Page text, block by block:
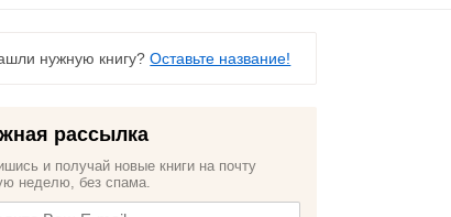
нужную книгу?Оставьте название!
рассылка
и получай новые книги на почту
неделю, без спама.